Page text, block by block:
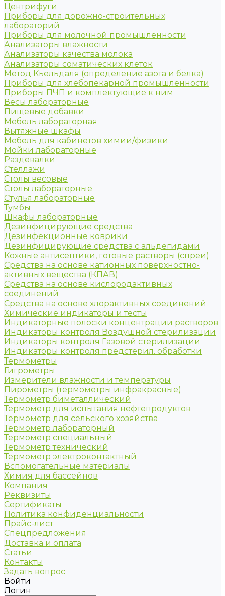
Центрифуги
Приборы для дорожно-строительных
лабораторий
Приборы для молочной промышленности
Анализаторы влажности
Анализаторы качества молока
Анализаторы соматических клеток
Метод Кьельдаля (определение азота и белка)
Приборы для хлебопекарной промышленности
Приборы ПЧП и комплектующие к ним
Весы лабораторные
Пищевые добавки
Мебель лабораторная
Вытяжные шкафы
Мебель для кабинетов химии/физики
Мойки лабораторные
Раздевалки
Стеллажи
Столы весовые
Столы лабораторные
Стулья лабораторные
Тумбы
Шкафы лабораторные
Дезинфицирующие средства
Дезинфекционные коврики
Дезинфицирующие средства с альдегидами
Кожные антисептики, готовые растворы (спреи)
Средства на основе катионных поверхностно-
активных вещества (КПАВ)
Средства на основе кислородактивных
соединений
Средства на основе хлорактивных соединений
Химические индикаторы и тесты
Индикаторные полоски концентрации растворов
Индикаторы контроля Воздушной стерилизации
Индикаторы контроля Газовой стерилизации
Индикаторы контроля предстерил. обработки
Термометры
Гигрометры
Измерители влажности и температуры
Пирометры (термометры инфракрасные)
Термометр биметаллический
Термометр для испытания нефтепродуктов
Термометр для сельского хозяйства
Термометр лабораторный
Термометр специальный
Термометр технический
Термометр электроконтактный
Вспомогательные материалы
Химия для бассейнов
Компания
Реквизиты
Сертификаты
Политика конфиденциальности
Прайс-лист
Спецпредложения
Доставка и оплата
Статьи
Контакты
Задать вопрос
Войти
Логин